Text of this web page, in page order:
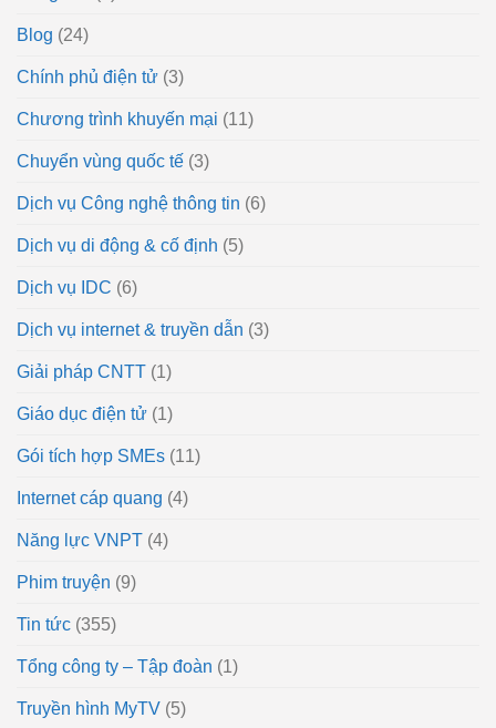
Blog (24)
Chính phủ điện tử (3)
Chương trình khuyến mại (11)
Chuyển vùng quốc tế (3)
Dịch vụ Công nghệ thông tin (6)
Dịch vụ di động & cố định (5)
Dịch vụ IDC (6)
Dịch vụ internet & truyền dẫn (3)
Giải pháp CNTT (1)
Giáo dục điện tử (1)
Gói tích hợp SMEs (11)
Internet cáp quang (4)
Năng lực VNPT (4)
Phim truyện (9)
Tin tức (355)
Tổng công ty – Tập đoàn (1)
Truyền hình MyTV (5)